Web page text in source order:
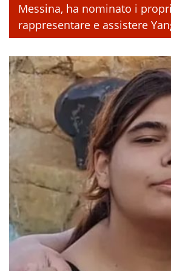
Messina, ha nominato i
rappresentare e assistere